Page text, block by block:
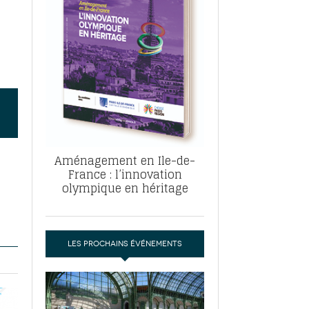
ABF, ZAC : F. Vauglin détaille sa
l’urbanisme parisien- 17
de la tech et de la finance
marché de la location de luxe-
Aménagement en Ile-de-
France : l’innovation
olympique en héritage
LES PROCHAINS ÉVÉNEMENTS